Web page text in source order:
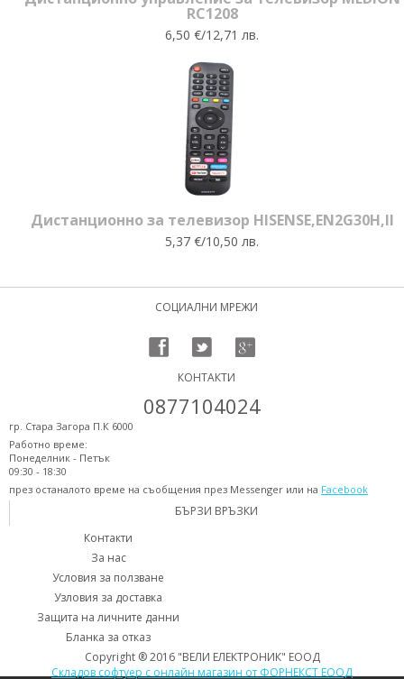
RC1208
6,50 €/12,71 лв.
Дистанционно за телевизор HISENSE,EN2G30H,II
5,37 €/10,50 лв.
СОЦИАЛНИ МРЕЖИ
КОНТАКТИ
0877104024
гр. Стара Загора П.К 6000
Работно време:
Понеделник - Петък
09:30 - 18:30
през останалото време на съобщения през Messenger или на Facebook
БЪРЗИ ВРЪЗКИ
Контакти
За нас
Условия за ползване
Узловия за доставка
Защита на личните данни
Бланка за отказ
Copyright ® 2016 "ВЕЛИ ЕЛЕКТРОНИК" ЕООД
Складов софтуер с онлайн магазин от ФОРНЕКСТ ЕООД